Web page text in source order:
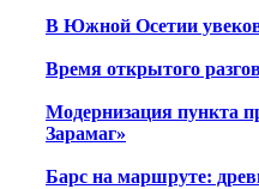
В Южной Осетии
Время открытого
Модернизация пункта
Зарамаг»
Барс на маршруте: